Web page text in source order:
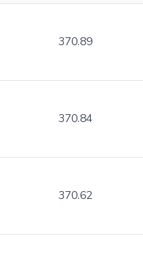
370.89
370.84
370.62